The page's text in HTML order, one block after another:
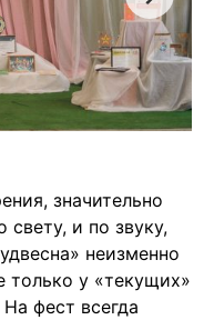
значительно
и по звуку,
неизменно
только у «текущих»
фест всегда